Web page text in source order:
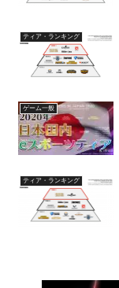
ティア・ランキング
ゲーム一般
ティア・ランキング